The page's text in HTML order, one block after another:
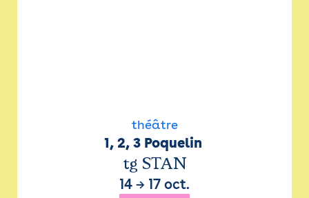
théâtre
1, 2, 3 Poquelin
tg STAN
14 → 17 oct.